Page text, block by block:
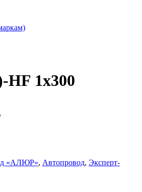
1х300
«АЛЮР», Автопровод, Эксперт-